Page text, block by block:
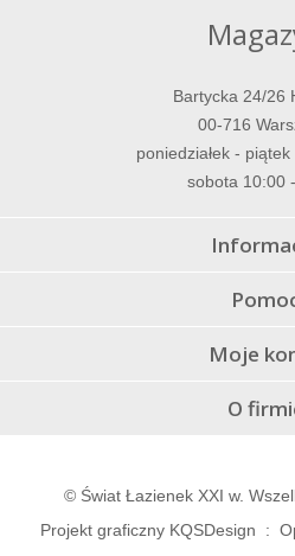
Bartycka 24/26
00-716
poniedziałek -
sobota 10:00
Moje
O
© Świat Łazienek XXI w.
Projekt graficzny KQSDesign :